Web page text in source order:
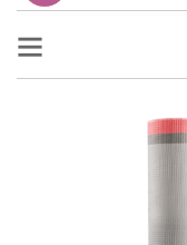
Bricolage Pasta